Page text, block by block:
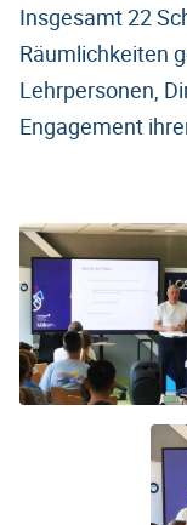
Insgesamt 22
Räumlichkeiten
Lehrpersonen,
Engagement